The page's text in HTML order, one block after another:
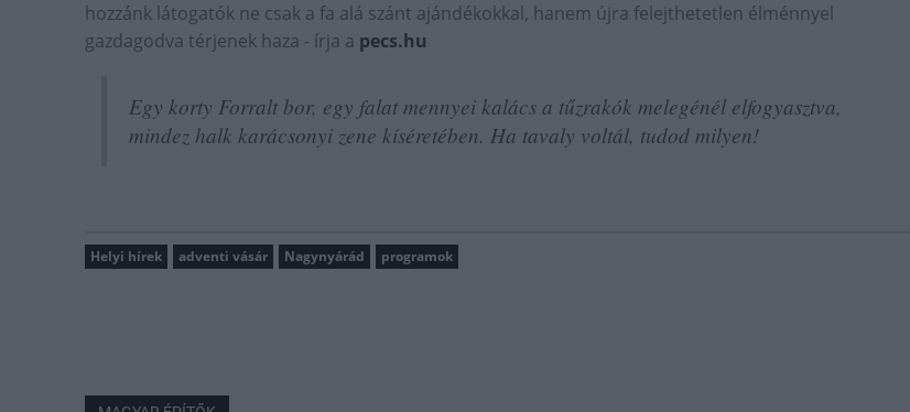
hozzánk látogatók ne csak a fa alá szánt ajándékokkal, hanem újra felejthetetlen élménnyel
gazdagodva térjenek haza - írja a pecs.hu
Egy korty Forralt bor, egy falat mennyei kalács a tűzrakók melegénél elfogyasztva,
mindez halk karácsonyi zene kíséretében. Ha tavaly voltál, tudod milyen!
Helyi hírek adventi vásár Nagynyárád programok